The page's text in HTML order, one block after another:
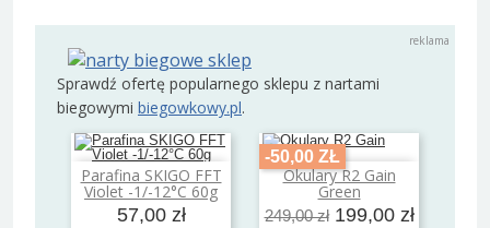
Sprawdź ofertę popularnego sklepu z nartami
biegowymi biegowkowy.pl.
Parafina SKIGO FFT
Violet -1/-12°C 60g
57,00 zł
Dodaj do koszyka
-50,00 ZŁ
Okulary R2 Gain
Green
249,00 zł 199,00 zł
Dodaj do koszyka